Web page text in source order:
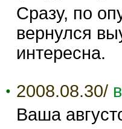
Сразу, по
вернулся
интересна.
2008.08.30/
Ваша